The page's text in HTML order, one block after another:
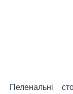
Пеленальні